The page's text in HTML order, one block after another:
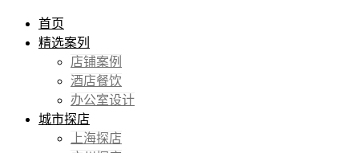
首页
精选案列
店铺案例
酒店餐饮
办公室设计
城市探店
上海探店